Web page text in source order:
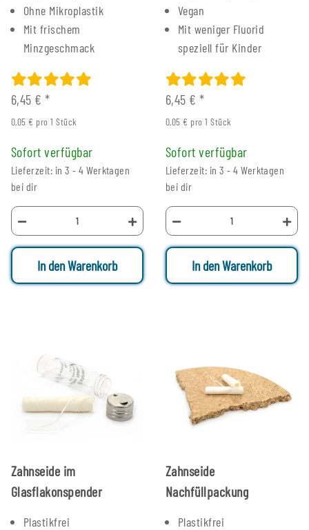
Ohne Mikroplastik
Mit frischem
Minzgeschmack
6,45 €*
0,05 € pro 1 Stück
Sofort verfügbar
Lieferzeit: in 3 - 4 Werktagen
bei dir
In den Warenkorb
Vegan
Mit weniger Fluorid
speziell für Kinder
6,45 €*
0,05 € pro 1 Stück
Sofort verfügbar
Lieferzeit: in 3 - 4 Werktagen
bei dir
In den Warenkorb
Zahnseide im
Glasflakonspender
Plastikfrei
Zahnseide
Nachfüllpackung
Plastikfrei